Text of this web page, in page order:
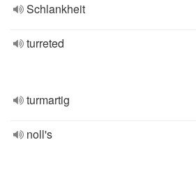
Schlankheit
turreted
turmartig
noll's